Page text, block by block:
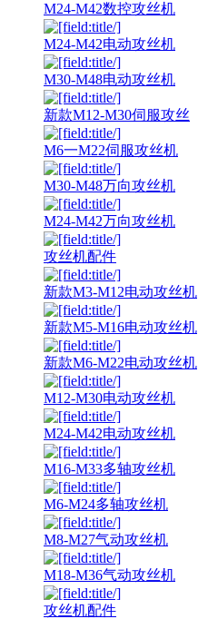
M24-M42数控攻丝机
M24-M42电动攻丝机
M30-M48电动攻丝机
新款M12-M30伺服攻丝
M6一M22伺服攻丝机
M30-M48万向攻丝机
M24-M42万向攻丝机
攻丝机配件
新款M3-M12电动攻丝机
新款M5-M16电动攻丝机
新款M6-M22电动攻丝机
M12-M30电动攻丝机
M24-M42电动攻丝机
M16-M33多轴攻丝机
M6-M24多轴攻丝机
M8-M27气动攻丝机
M18-M36气动攻丝机
攻丝机配件